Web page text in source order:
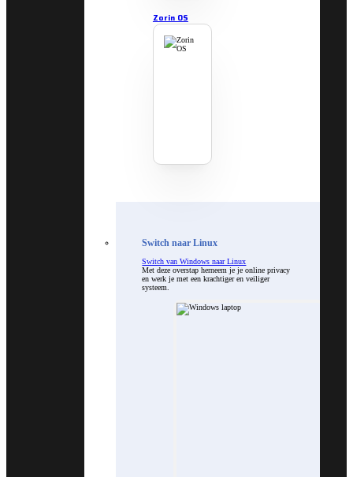
Zorin OS
Switch naar Linux
Switch van Windows naar Linux
Met deze overstap herneem je je online privacy
en werk je met een krachtiger en veiliger
systeem.